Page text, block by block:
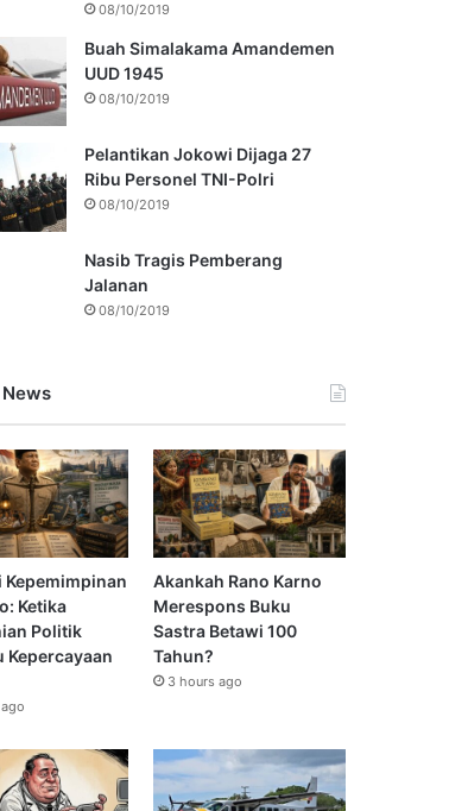
08/10/2019
Buah Simalakama Amandemen
UUD 1945
08/10/2019
Pelantikan Jokowi Dijaga 27
Ribu Personel TNI-Polri
08/10/2019
Nasib Tragis Pemberang
Jalanan
08/10/2019
Kepemimpinan
Ketika
Politik
Kepercayaan
Akankah Rano Karno
Merespons Buku
Sastra Betawi 100
Tahun?
3 hours ago